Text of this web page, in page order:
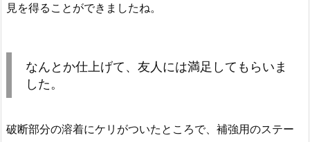
見を得ることができましたね。
なんとか仕上げて、友人には満足してもらいま
した。
破断部分の溶着にケリがついたところで、補強用のステー